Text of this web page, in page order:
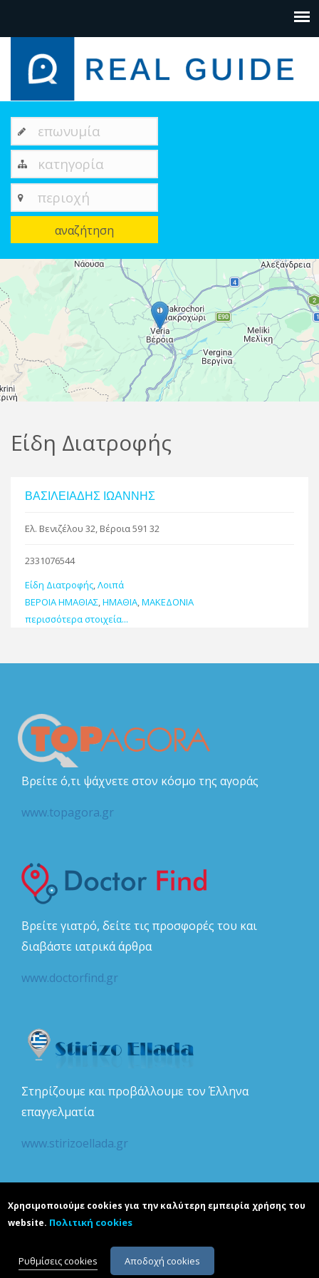
επωνυμία
κατηγορία
περιοχή
αναζήτηση
1
+
| Map data © Google
Είδη Διατροφής
ΒΑΣΙΛΕΙΑΔΗΣ ΙΩΑΝΝΗΣ
Ελ. Βενιζέλου 32, Βέροια 591 32
2331076544
Είδη Διατροφής,Λοιπά
ΒΕΡΟΙΑ ΗΜΑΘΙΑΣ,ΗΜΑΘΙΑ,ΜΑΚΕΔΟΝΙΑ
περισσότερα στοιχεία...
Βρείτε ό,τι ψάχνετε στον κόσμο της αγοράς
www.topagora.gr
Βρείτε γιατρό, δείτε τις προσφορές του και
διαβάστε ιατρικά άρθρα
www.doctorfind.gr
Στηρίζουμε και προβάλλουμε τον Έλληνα
επαγγελματία
www.stirizoellada.gr
reserved. ΑΡΙΘΜΟΣ Γ.Ε.Μ.Η.: 132386501000.
Χρησιμοποιούμε cookies για την καλύτερη εμπειρία χρήσης του
website. Πολιτική cookies
Ρυθμίσεις cookies Αποδοχή cookies